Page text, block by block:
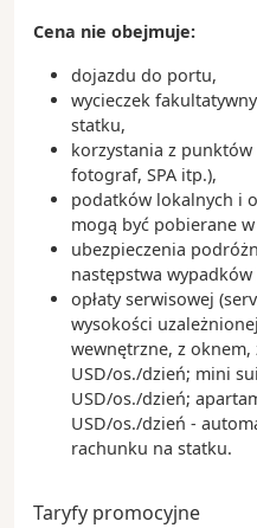
Cena nie obejmuje:
dojazdu do portu,
wycieczek
statku,
korzystania z punktów
fotograf, SPA itp.),
podatków lokalnych i
mogą być pobierane
ubezpieczenia
następstwa wypadków
opłaty serwisowej
wysokości
wewnętrzne, z oknem,
USD/os./dzień; mini
USD/os./dzień;
USD/os./dzień -
rachunku na statku.
Taryfy promocyjne